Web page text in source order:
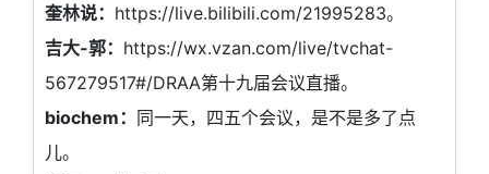
奎林说： https://live.bilibili.com/21995283。
吉大-郭： https://wx.vzan.com/live/tvchat-
567279517#/DRAA第十九届会议直播。
biochem： 同一天，四五个会议，是不是多了点
儿。